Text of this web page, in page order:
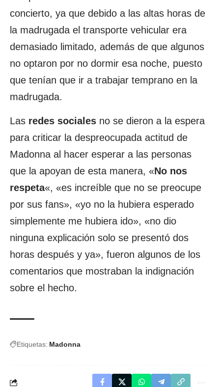
concierto, ya que debido a las altas horas de
la madrugada el transporte vehicular era
demasiado limitado, además de que algunos
no optaron por no dormir esa noche, puesto
que tenían que ir a trabajar temprano en la
madrugada.
Las redes sociales no se dieron a la espera
para criticar la despreocupada actitud de
Madonna al hacer esperar a las personas
que la apoyan de esta manera, «No nos
respeta«, «es increíble que no se preocupe
por sus fans», «yo no la hubiera esperado
simplemente me hubiera ido», «no dio
ninguna explicación solo se presentó dos
horas después y ya», fueron algunos de los
comentarios que mostraban la indignación
sobre el hecho.
Etiquetas: Madonna